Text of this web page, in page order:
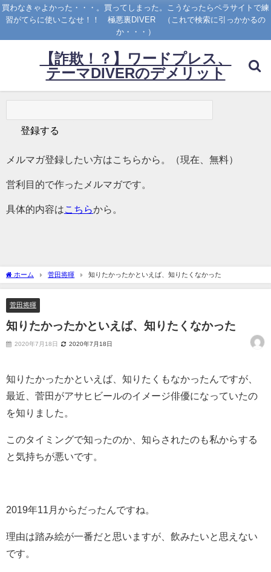
買わなきゃよかった・・・。買ってしまった。こうなったらペラサイトで練
習がてらに使いこなせ！！ 極悪裏DIVER （これで検索に引っかかるの
か・・・）
【詐欺！？】ワードプレス、
テーマDIVERのデメリット
メルマガ登録したい方はこちらから。（現在、無料）
営利目的で作ったメルマガです。
具体的内容は こちらから。
ホーム 菅田将暉 知りたかったかといえば、知りたくなかった
菅田将暉
知りたかったかといえば、知りたくなかった
2020年7月18日 2020年7月18日
知りたかったかといえば、知りたくもなかったんですが、
最近、菅田がアサヒビールのイメージ俳優になっていたの
を知りました。
このタイミングで知ったのか、知らされたのも私からする
と気持ちが悪いです。
2019年11月からだったんですね。
理由は踏み絵が一番だと思いますが、飲みたいと思えない
です。